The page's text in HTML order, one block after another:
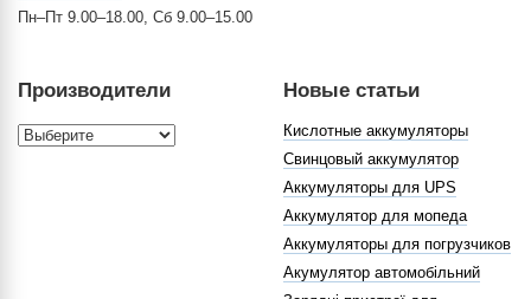
Пн–Пт 9.00–18.00, Сб 9.00–15.00
Производители Новые статьи
Кислотные аккумуляторы
Свинцовый аккумулятор
Аккумуляторы для UPS
Аккумулятор для мопеда
Аккумуляторы для погрузчиков
Акумулятор автомобільний